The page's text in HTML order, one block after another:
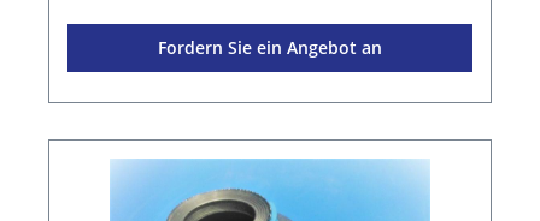
Fordern Sie ein Angebot an